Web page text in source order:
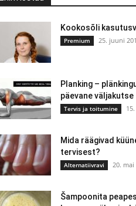
Kookosõli
Premium 25. juuni
Planking –
päevane väljakutse
Tervis ja toitumine
Mida räägivad
tervisest?
Alternatiivravi 20. mai
Šampoonita